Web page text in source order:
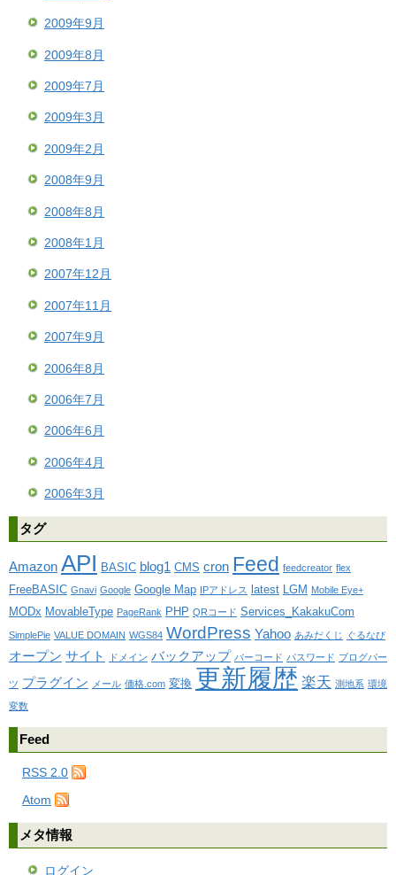
2009年9月
2009年8月
2009年7月
2009年3月
2009年2月
2008年9月
2008年8月
2008年1月
2007年12月
2007年11月
2007年9月
2006年8月
2006年7月
2006年6月
2006年4月
2006年3月
タグ
Amazon API BASIC blog1 CMS cron Feed feedcreator flex
FreeBASIC Gnavi Google Google Map IPアドレス latest LGM Mobile Eye+
MODx MovableType PageRank PHP QRコード Services_KakakuCom
SimplePie VALUE DOMAIN WGS84 WordPress Yahoo あみだくじ ぐるなび
オープン サイト ドメイン バックアップ バーコード パスワード ブログパー
ツ プラグイン メール 価格.com 変換 更新履歴 楽天 測地系 環境
変数
Feed
RSS 2.0
Atom
メタ情報
ログイン